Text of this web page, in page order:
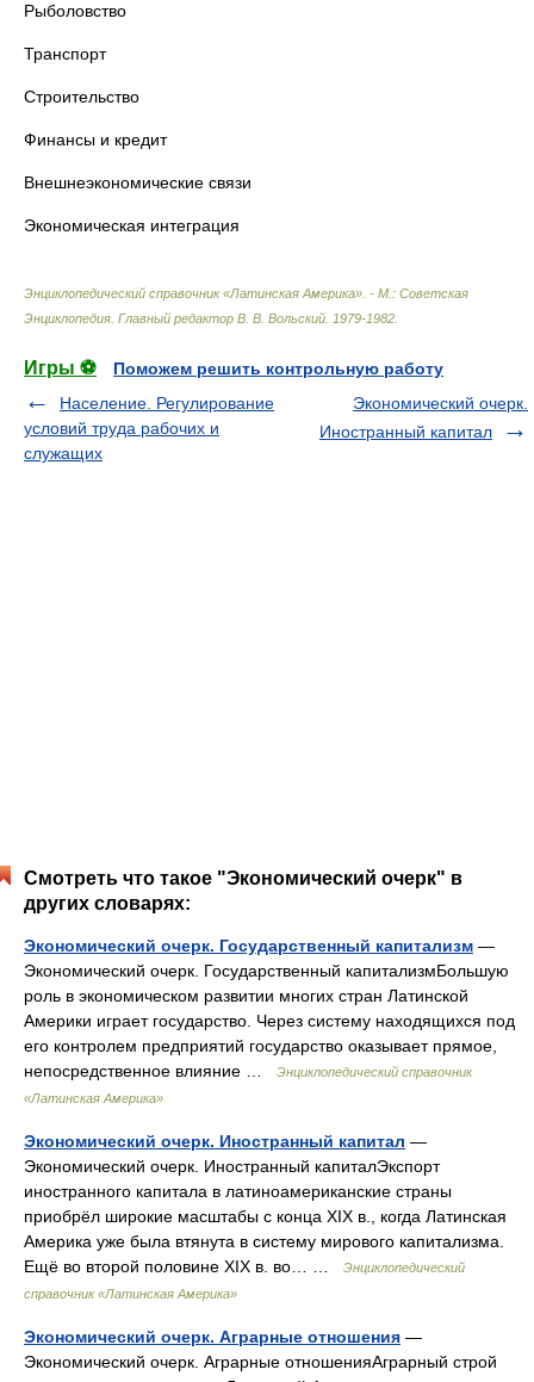
Рыболовство
Транспорт
Строительство
Финансы и кредит
Внешнеэкономические связи
Экономическая интеграция
Энциклопедический справочник «Латинская Америка». - М.: Советская
Энциклопедия Главный редактор В. В. Вольский 1979-1982
Игры ⚽
Поможем решить контрольную работу
Население. Регулирование
условий труда рабочих и
служащих
Экономический очерк.
Иностранный капитал
Смотреть что такое "Экономический очерк" в
других словарях:
Экономический очерк. Государственный капитализм —
Экономический очерк. Государственный капитализмБольшую
роль в экономическом развитии многих стран Латинской
Америки играет государство. Через систему находящихся под
его контролем предприятий государство оказывает прямое,
непосредственное влияние …
Энциклопедический справочник
«Латинская Америка»
Экономический очерк. Иностранный капитал —
Экономический очерк. Иностранный капиталЭкспорт
иностранного капитала в латиноамериканские страны
приобрёл широкие масштабы с конца XIX в., когда Латинская
Америка уже была втянута в систему мирового капитализма.
Ещё во второй половине XIX в. во… …
Энциклопедический
справочник «Латинская Америка»
Экономический очерк. Аграрные отношения —
Экономический очерк. Аграрные отношенияАграрный строй